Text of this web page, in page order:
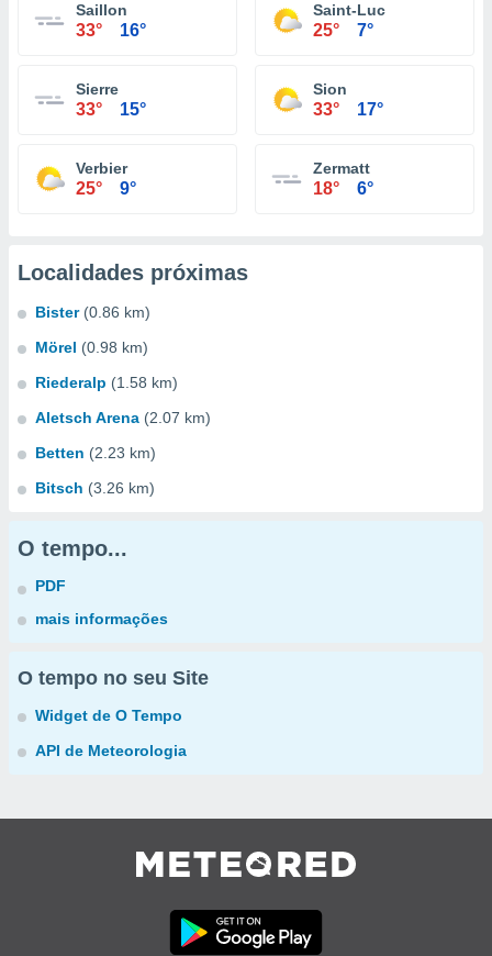
Saillon
33° 16°
Saint-Luc
25° 7°
Sierre
33° 15°
Sion
33° 17°
Verbier
25° 9°
Zermatt
18° 6°
Localidades próximas
Bister (0.86 km)
Mörel (0.98 km)
Riederalp (1.58 km)
Aletsch Arena (2.07 km)
Betten (2.23 km)
Bitsch (3.26 km)
O tempo...
PDF
mais informações
O tempo no seu Site
Widget de O Tempo
API de Meteorologia